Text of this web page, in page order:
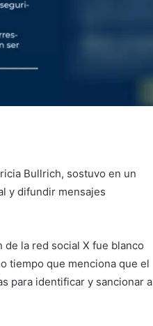
Bullrich, sostuvo en un
y difundir mensajes
la red social X fue blanco
tiempo que menciona que el
para identificar y sancionar a